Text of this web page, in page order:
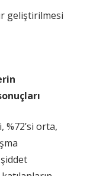
geliştirilmesi
%72’si orta,